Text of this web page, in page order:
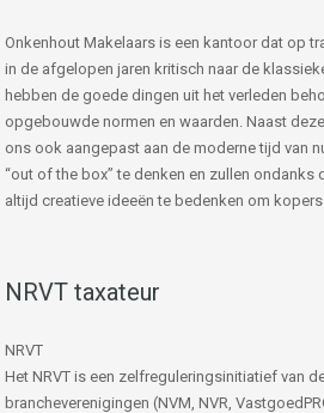
Onkenhout Makelaars is een kantoor dat op
in de afgelopen jaren kritisch naar de
hebben de goede dingen uit het verleden
opgebouwde normen en waarden. Naast
ons ook aangepast aan de moderne tijd van
“out of the box” te denken en zullen
altijd creatieve ideeën te bedenken om
NRVT taxateur
NRVT
Het NRVT is een zelfreguleringsinitiatief van
brancheverenigingen (NVM, NVR,